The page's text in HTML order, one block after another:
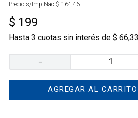
Precio s/Imp.Nac $ 164 46
$ 199
Hasta 3 cuotas sin interés de $ 66,33
－
AGREGAR AL CARRITO